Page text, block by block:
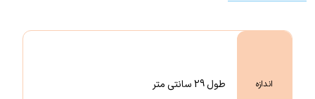
اندازه طول 29 سانتی متر